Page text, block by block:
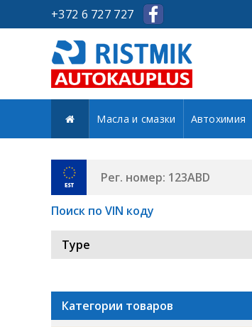
+372 6 727 727
Масла и смазки Автохимия
Поиск по VIN коду
Type
Категории товаров